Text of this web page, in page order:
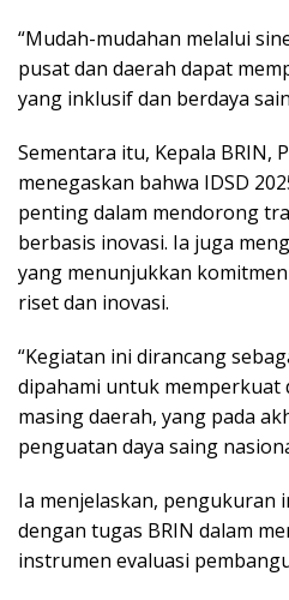
“Mudah-mudahan melalui
pusat dan daerah dapat
yang inklusif dan berdaya
Sementara itu, Kepala BRIN,
menegaskan bahwa IDSD
penting dalam mendorong
berbasis inovasi. Ia juga
yang menunjukkan
riset dan inovasi.
“Kegiatan ini dirancang
dipahami untuk memperkuat
masing daerah, yang pada
penguatan daya saing
Ia menjelaskan, pengukuran
dengan tugas BRIN dalam
instrumen evaluasi